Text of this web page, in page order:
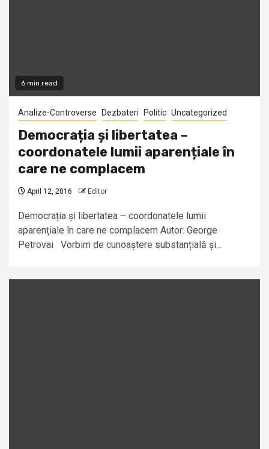
6 min read
Analize-Controverse Dezbateri Politic Uncategorized
Democrația și libertatea –
coordonatele lumii aparențiale în
care ne complacem
April 12, 2016 Editor
Democrația și libertatea – coordonatele lumii
aparențiale în care ne complacem Autor: George
Petrovai Vorbim de cunoaștere substanțială și...